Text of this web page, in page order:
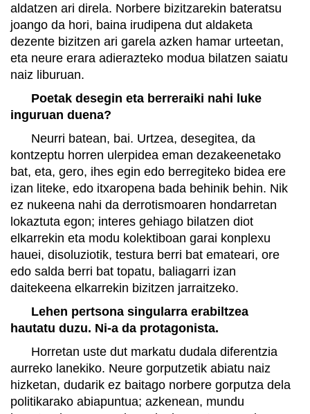
aldatzen ari direla. Norbere bizitzarekin bateratsu
joango da hori, baina irudipena dut aldaketa
dezente bizitzen ari garela azken hamar urteetan,
eta neure erara adierazteko modua bilatzen saiatu
naiz liburuan.
Poetak desegin eta berreraiki nahi luke
inguruan duena?
Neurri batean, bai. Urtzea, desegitea, da
kontzeptu horren ulerpidea eman dezakeenetako
bat, eta, gero, ihes egin edo berregiteko bidea ere
izan liteke, edo itxaropena bada behinik behin. Nik
ez nukeena nahi da derrotismoaren hondarretan
lokaztuta egon; interes gehiago bilatzen diot
elkarrekin eta modu kolektiboan garai konplexu
hauei, disoluziotik, testura berri bat emateari, ore
edo salda berri bat topatu, baliagarri izan
daitekeena elkarrekin bizitzen jarraitzeko.
Lehen pertsona singularra erabiltzea
hautatu duzu. Ni-a da protagonista.
Horretan uste dut markatu dudala diferentzia
aurreko lanekiko. Neure gorputzetik abiatu naiz
hizketan, dudarik ez baitago norbere gorputza dela
politikarako abiapuntua; azkenean, mundu